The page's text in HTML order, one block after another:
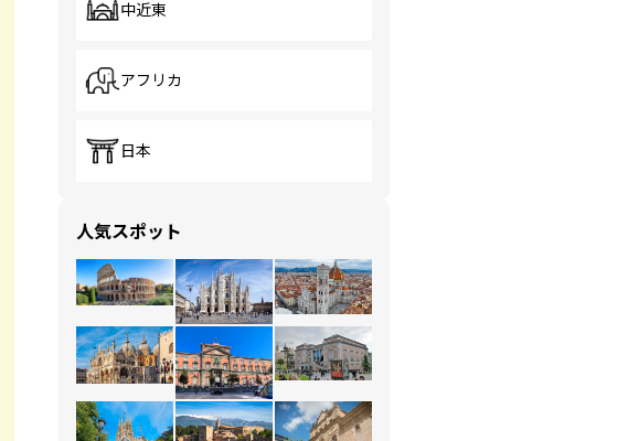
中近東
アフリカ
日本
人気スポット